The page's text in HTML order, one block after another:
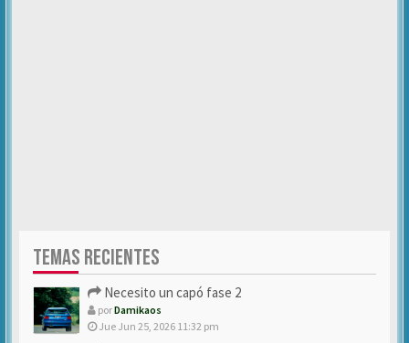
TEMAS RECIENTES
Necesito un capó fase 2
porDamikaos
Jue Jun 25, 2026 11:32 pm